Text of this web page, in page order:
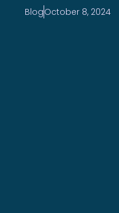
BlogOctober 8, 2024